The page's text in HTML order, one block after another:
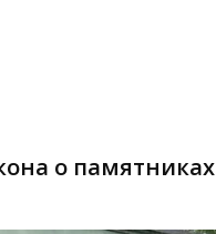
о памятниках